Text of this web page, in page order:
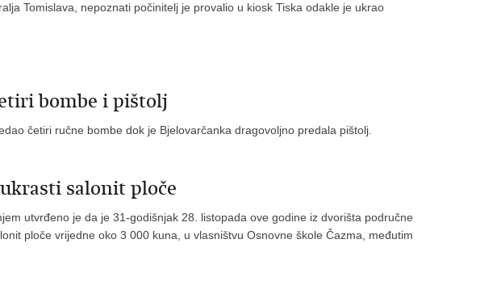
Tomislava, nepoznati počinitelj je provalio u kiosk Tiska odakle je ukrao
bombe i pištolj
četiri ručne bombe dok je Bjelovarčanka dragovoljno predala pištolj.
salonit ploče
utvrđeno je da je 31-godišnjak 28. listopada ove godine iz dvorišta područne
ploče vrijedne oko 3 000 kuna, u vlasništvu Osnovne škole Čazma, međutim